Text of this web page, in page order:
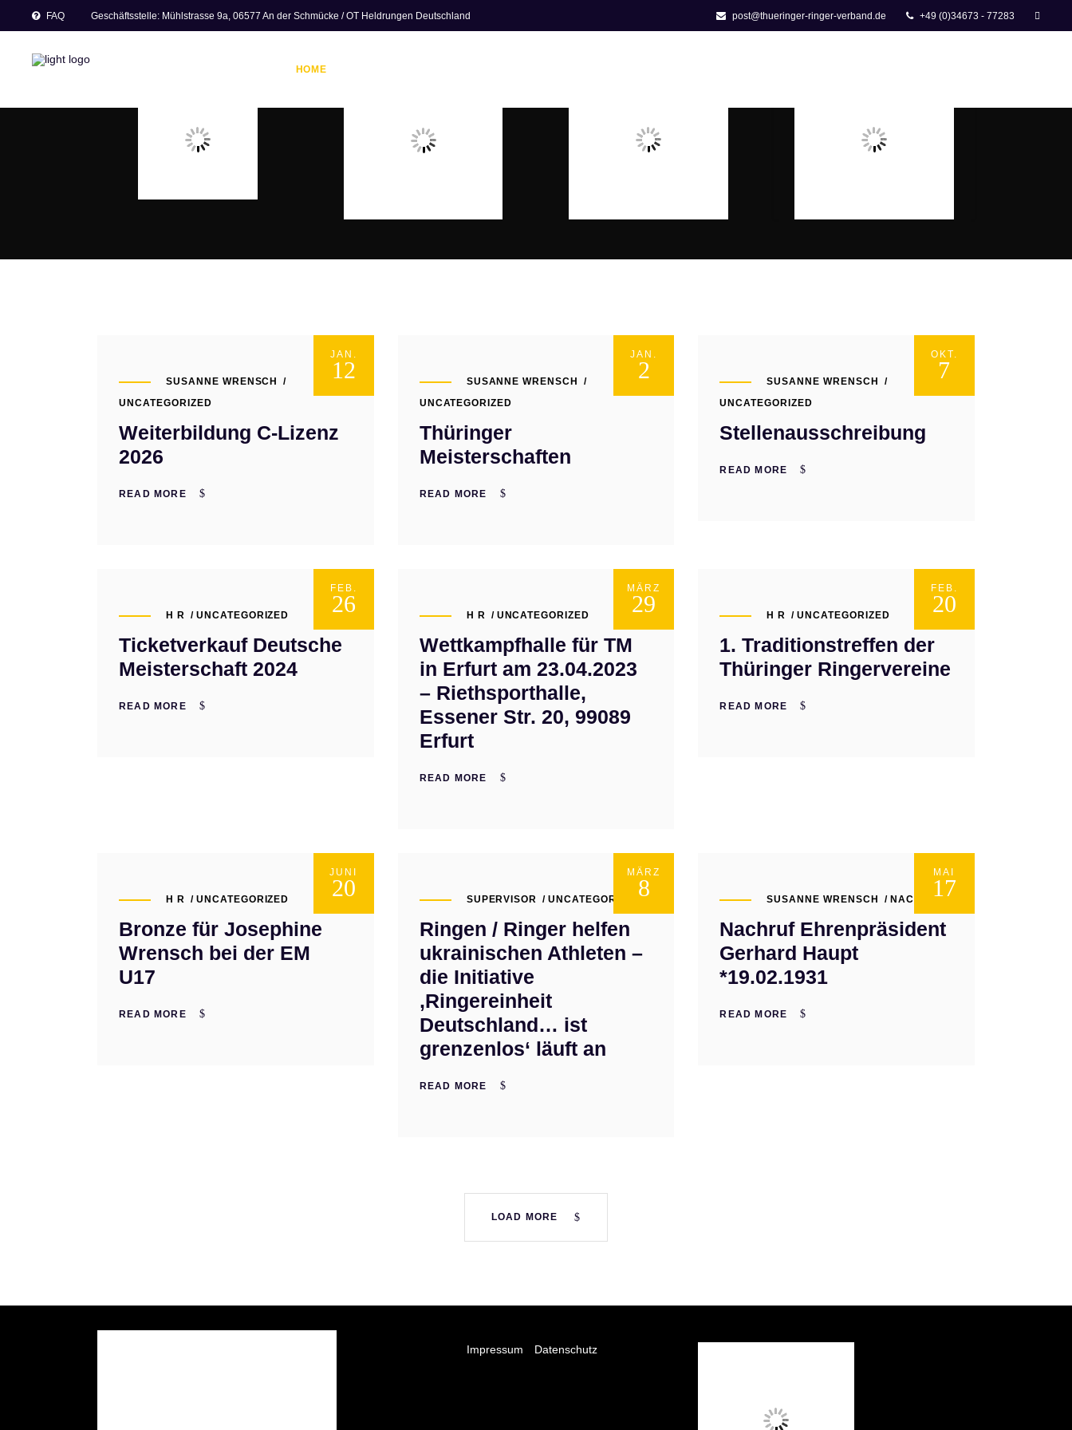
FAQ Geschäftsstelle: Mühlstrasse 9a, 06577 An der Schmücke / OT Heldrungen Deutschland post@thueringer-ringer-verband.de +49 (0)34673 - 77283
HOME
JAN.
12
SUSANNE WRENSCH
UNCATEGORIZED
Weiterbildung C-Lizenz
2026
READ MORE
JAN.
2
SUSANNE WRENSCH
UNCATEGORIZED
Thüringer
Meisterschaften
READ MORE
OKT.
7
SUSANNE WRENSCH
UNCATEGORIZED
Stellenausschreibung
READ MORE
FEB.
26
H R UNCATEGORIZED
Ticketverkauf Deutsche
Meisterschaft 2024
READ MORE
MÄRZ
29
H R UNCATEGORIZED
Wettkampfhalle für TM
in Erfurt am 23.04.2023
– Riethsporthalle,
Essener Str. 20, 99089
Erfurt
READ MORE
FEB.
20
H R UNCATEGORIZED
1. Traditionstreffen der
Thüringer Ringervereine
READ MORE
JUNI
20
H R UNCATEGORIZED
Bronze für Josephine
Wrensch bei der EM
U17
READ MORE
MÄRZ
8
SUPERVISOR UNCATEGORIZED
Ringen / Ringer helfen
ukrainischen Athleten –
die Initiative
‚Ringereinheit
Deutschland… ist
grenzenlos‘ läuft an
READ MORE
MAI
17
SUSANNE WRENSCH NACHRUFE
Nachruf Ehrenpräsident
Gerhard Haupt
*19.02.1931
READ MORE
LOAD MORE
Impressum Datenschutz